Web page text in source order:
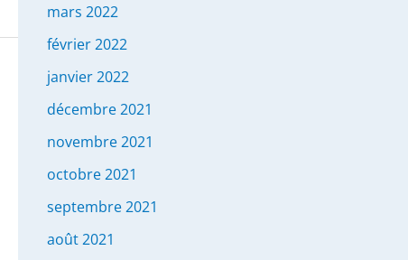
mars 2022
février 2022
janvier 2022
décembre 2021
novembre 2021
octobre 2021
septembre 2021
août 2021